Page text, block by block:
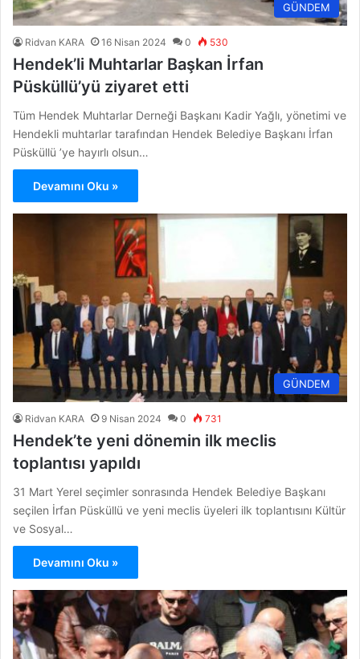
GÜNDEM
Ridvan KARA 16 Nisan 2024 0 530
Hendek’li Muhtarlar Başkan İrfan
Püsküllü’yü ziyaret etti
Tüm Hendek Muhtarlar Derneği Başkanı Kadir Yağlı, yönetimi ve
Hendekli muhtarlar tarafından Hendek Belediye Başkanı İrfan
Püsküllü ’ye hayırlı olsun…
Devamını Oku »
GÜNDEM
Ridvan KARA 9 Nisan 2024 0 731
Hendek’te yeni dönemin ilk meclis
toplantısı yapıldı
31 Mart Yerel seçimler sonrasında Hendek Belediye Başkanı
seçilen İrfan Püsküllü ve yeni meclis üyeleri ilk toplantısını Kültür
ve Sosyal…
Devamını Oku »